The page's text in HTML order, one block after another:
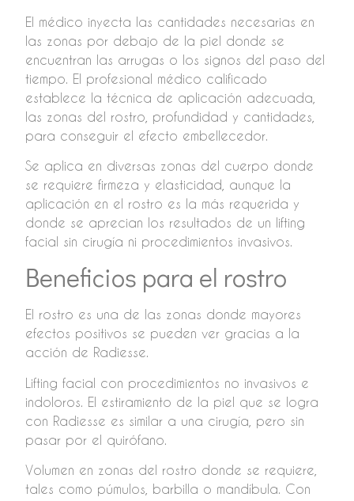
El médico inyecta las cantidades necesarias en
las zonas por debajo de la piel donde se
encuentran las arrugas o los signos del paso del
tiempo. El profesional médico calificado
establece la técnica de aplicación adecuada,
las zonas del rostro, profundidad y cantidades,
para conseguir el efecto embellecedor.
Se aplica en diversas zonas del cuerpo donde
se requiere firmeza y elasticidad, aunque la
aplicación en el rostro es la más requerida y
donde se aprecian los resultados de un lifting
facial sin cirugía ni procedimientos invasivos.
Beneficios para el rostro
El rostro es una de las zonas donde mayores
efectos positivos se pueden ver gracias a la
acción de Radiesse.
Lifting facial con procedimientos no invasivos e
indoloros. El estiramiento de la piel que se logra
con Radiesse es similar a una cirugía, pero sin
pasar por el quirófano.
Volumen en zonas del rostro donde se requiere,
tales como púmulos, barbilla o mandíbula. Con